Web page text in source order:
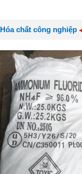
Hóa chất công nghiệp